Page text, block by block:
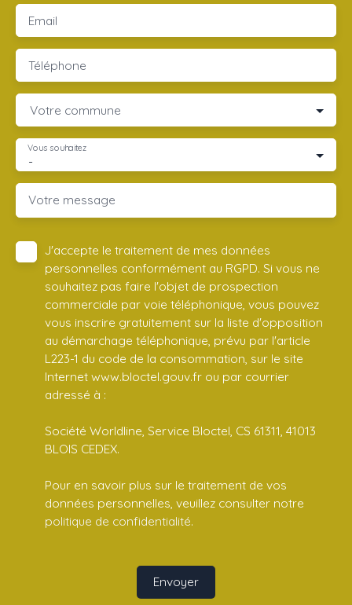
Email
Téléphone
Votre commune
-
Vous souhaitez
Votre message
J'accepte le traitement de mes données
personnelles conformément au RGPD. Si vous ne
souhaitez pas faire l'objet de prospection
commerciale par voie téléphonique, vous pouvez
vous inscrire gratuitement sur la liste d'opposition
au démarchage téléphonique, prévu par l'article
L223-1 du code de la consommation, sur le site
Internet www.bloctel.gouv.fr ou par courrier
adressé à :
Société Worldline, Service Bloctel, CS 61311, 41013
BLOIS CEDEX.
Pour en savoir plus sur le traitement de vos
données personnelles, veuillez consulter notre
politique de confidentialité.
Envoyer